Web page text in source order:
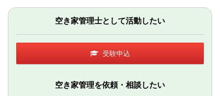
空き家管理士として活動したい
受験申込
空き家管理を依頼・相談したい